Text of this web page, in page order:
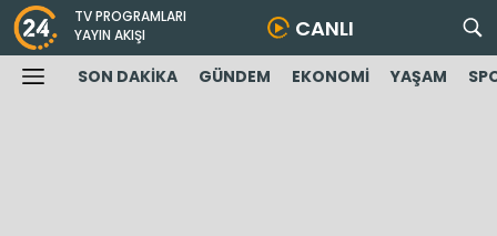
TV PROGRAMLARI
YAYIN AKIŞI
CANLI
SON DAKİKA GÜNDEM EKONOMİ YAŞAM